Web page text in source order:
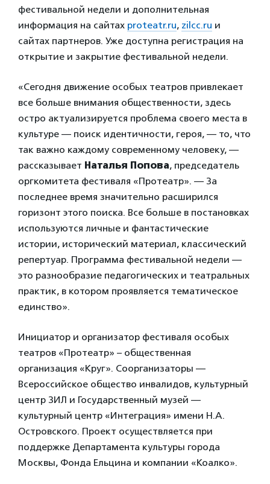
фестивальной недели и дополнительная
информация на сайтах proteatr.ru, zilcc.ru и
сайтах партнеров. Уже доступна регистрация на
открытие и закрытие фестивальной недели.
«Сегодня движение особых театров привлекает
все больше внимания общественности, здесь
остро актуализируется проблема своего места в
культуре — поиск идентичности, героя, — то, что
так важно каждому современному человеку, —
рассказывает Наталья Попова, председатель
оргкомитета фестиваля «Протеатр». — За
последнее время значительно расширился
горизонт этого поиска. Все больше в постановках
используются личные и фантастические
истории, исторический материал, классический
репертуар. Программа фестивальной недели —
это разнообразие педагогических и театральных
практик, в котором проявляется тематическое
единство».
Инициатор и организатор фестиваля особых
театров «Протеатр» – общественная
организация «Круг». Соорганизаторы —
Всероссийское общество инвалидов, культурный
центр ЗИЛ и Государственный музей —
культурный центр «Интеграция» имени Н.А.
Островского. Проект осуществляется при
поддержке Департамента культуры города
Москвы, Фонда Ельцина и компании «Коалко».